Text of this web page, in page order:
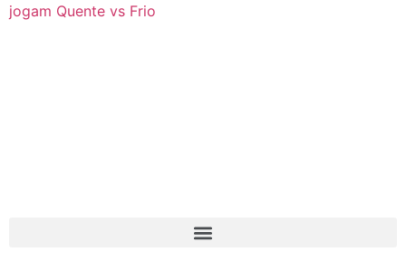
jogam Quente vs Frio